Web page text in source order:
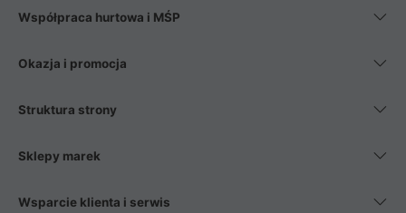
Współpraca hurtowa i MŚP
Okazja i promocja
Struktura strony
Sklepy marek
Wsparcie klienta i serwis